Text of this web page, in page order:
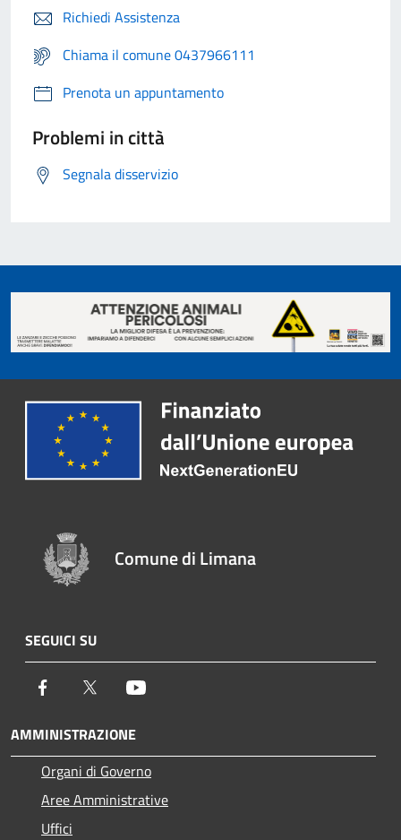
Richiedi Assistenza
Chiama il comune 0437966111
Prenota un appuntamento
Problemi in città
Segnala disservizio
Comune di Limana
SEGUICI SU
Facebook Twitter
AMMINISTRAZIONE
Organi di Governo
Aree Amministrative
Uffici